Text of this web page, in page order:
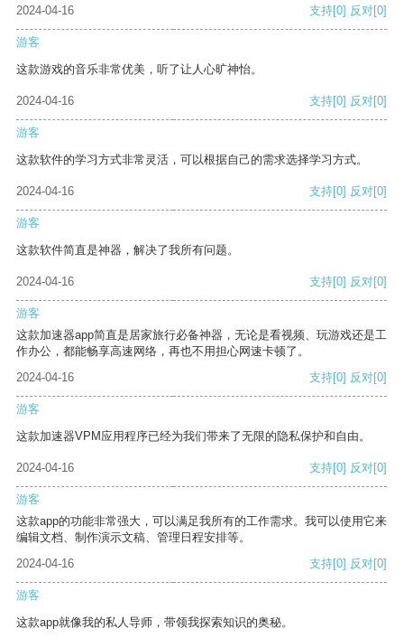
2024-04-16
支持[0] 反对[0]
游客
这款游戏的音乐非常优美，听了让人心旷神怡。
2024-04-16 支持[0] 反对[0]
游客
这款软件的学习方式非常灵活，可以根据自己的需求选择学习方式。
2024-04-16 支持[0] 反对[0]
游客
这款软件简直是神器，解决了我所有问题。
2024-04-16 支持[0] 反对[0]
游客
这款加速器app简直是居家旅行必备神器，无论是看视频、玩游戏还是工
作办公，都能畅享高速网络，再也不用担心网速卡顿了。
2024-04-16
支持[0] 反对[0]
游客
这款加速器VPM应用程序已经为我们带来了无限的隐私保护和自由。
2024-04-16 支持[0] 反对[0]
游客
这款app的功能非常强大，可以满足我所有的工作需求。我可以使用它来
编辑文档、制作演示文稿、管理日程安排等。
2024-04-16
支持[0] 反对[0]
游客
这款app就像我的私人导师，带领我探索知识的奥秘。